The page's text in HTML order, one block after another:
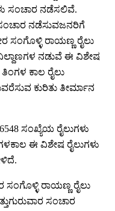
ಸಂಚಾರ ನಡೆಸಲಿವೆ.
ನಡೆಸುವಜನರಿಗೆ
ಸಂಗೊಳ್ಳಿ ರಾಯಣ್ಣ ರೈಲು
ನಡುವೆ ಈ ವಿಶೇಷ
ತಿಂಗಳ ಕಾಲ ರೈಲು
ಕುರಿತು ತೀರ್ಮಾನ
ಸಂಖ್ಯೆಯ ರೈಲುಗಳು
ಕಾಲ ಈ ವಿಶೇಷ ರೈಲುಗಳು
.
ಸಂಗೊಳ್ಳಿ ರಾಯಣ್ಣ ರೈಲು
ಗುರುವಾರ ಸಂಚಾರ